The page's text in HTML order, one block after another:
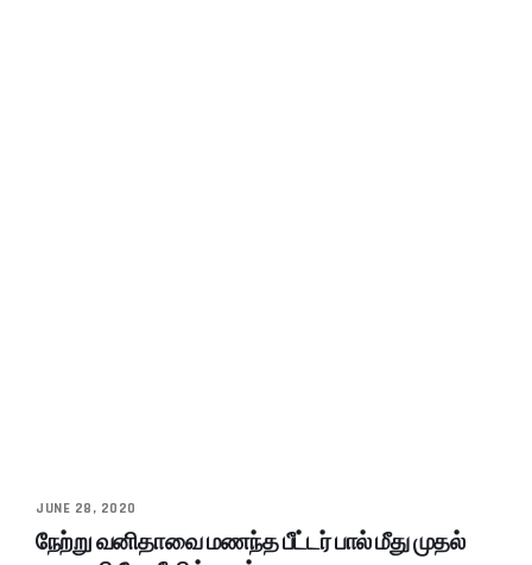
JUNE 28, 2020
நேற்று வனிதாவை மணந்த பீட்டர் பால் மீது முதல்